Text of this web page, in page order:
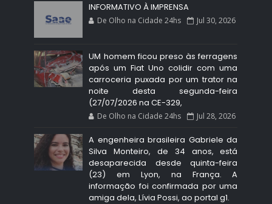
INFORMATIVO À IMPRENSA
De Olho na Cidade 24hs Jul 30, 2026
UM homem ficou preso às ferragens
após um Fiat Uno colidir com uma
carroceria puxada por um trator na
noite desta segunda-feira
(27/07/2026 na CE-329,
De Olho na Cidade 24hs Jul 28, 2026
A engenheira brasileira Gabriele da
Silva Monteiro, de 34 anos, está
desaparecida desde quinta-feira
(23) em Lyon, na França. A
informação foi confirmada por uma
amiga dela, Lívia Possi, ao portal g1.